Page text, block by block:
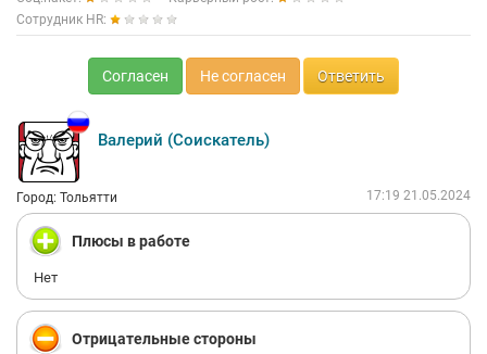
Сотрудник HR:
Согласен Не согласен Ответить
Валерий (Соискатель)
Город: Тольятти 17:19 21.05.2024
Плюсы в работе
Нет
Отрицательные стороны